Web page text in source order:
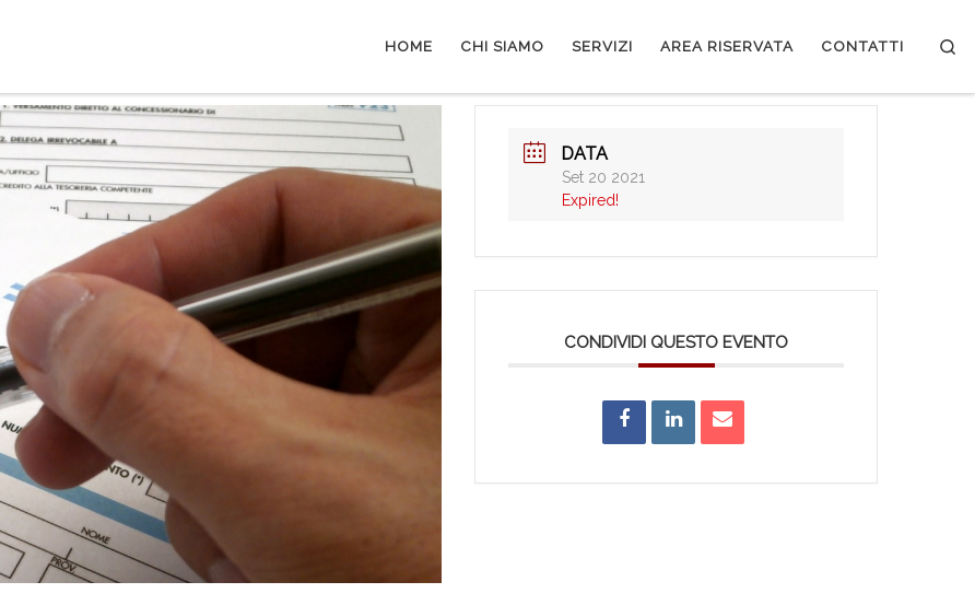
HOME
CHI SIAMO SERVIZI AREA RISERVATA CONTATTI
DATA
Set 20 2021
Expired!
CONDIVIDI QUESTO EVENTO